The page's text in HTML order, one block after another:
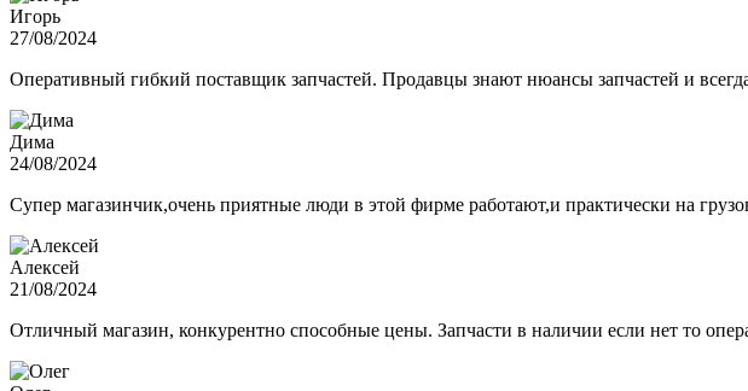
Игорь
27/08/2024
Оперативный гибкий поставщик запчастей. Продавцы знают нюансы запчастей и
Дима
24/08/2024
Супер магазинчик,очень приятные люди в этой фирме работают,и практически на
Алексей
21/08/2024
Отличный магазин, конкурентно способные цены. Запчасти в наличии если нет то